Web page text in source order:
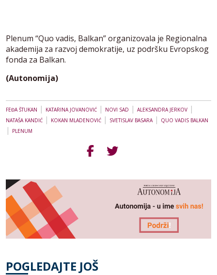
Plenum “Quo vadis, Balkan” organizovala je Regionalna
akademija za razvoj demokratije, uz podršku Evropskog
fonda za Balkan.
(Autonomija)
FEĐA ŠTUKAN | KATARINA JOVANOVIĆ | NOVI SAD | ALEKSANDRA JERKOV |
NATAŠA KANDIĆ | KOKAN MLADENOVIĆ | SVETISLAV BASARA| QUO VADIS BALKAN
| PLENUM
POGLEDAJTE JOŠ